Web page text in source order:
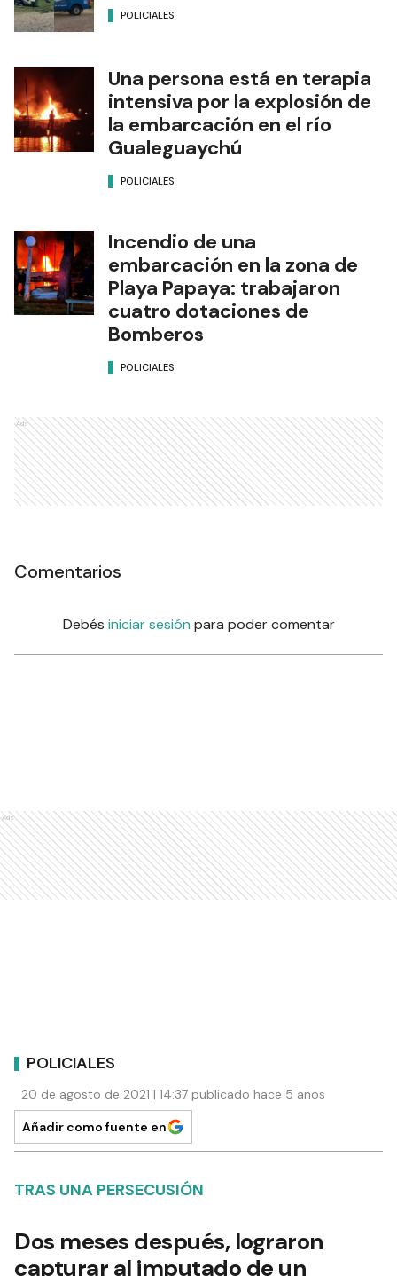
POLICIALES
Una persona está en terapia
intensiva por la explosión de
la embarcación en el río
Gualeguaychú
POLICIALES
Incendio de una
embarcación en la zona de
Playa Papaya: trabajaron
cuatro dotaciones de
Bomberos
POLICIALES
Ads
Comentarios
Debés iniciar sesión para poder comentar
Ads
POLICIALES
20 de agosto de 2021 | 14:37 publicado hace 5 años
Añadir como fuente en
TRAS UNA PERSECUSIÓN
Dos meses después, lograron
capturar al imputado de un